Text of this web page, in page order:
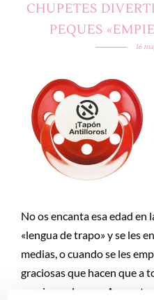
CHUPETES
PEQUES
16
No os encanta esa edad en
«lengua de trapo» y se les
medias, o cuando se les
graciosas que hacen que a
sonrisa en la cara. A